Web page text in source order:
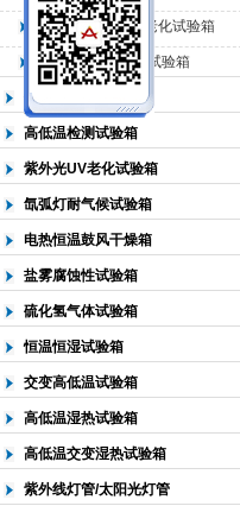
北京中科环试仪器有限公司
QL-500动态臭氧老化试验箱
QL-0*型臭氧老化试验箱
低温恒温试验箱
高低温检测试验箱
紫外光UV老化试验箱
氙弧灯耐气候试验箱
电热恒温鼓风干燥箱
盐雾腐蚀性试验箱
硫化氢气体试验箱
恒温恒湿试验箱
交变高低温试验箱
高低温湿热试验箱
高低温交变湿热试验箱
紫外线灯管/太阳光灯管